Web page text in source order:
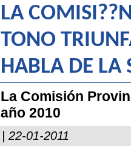
LA
TONO
HABLA DE LA
La Comisión
año 2010
| 22-01-2011